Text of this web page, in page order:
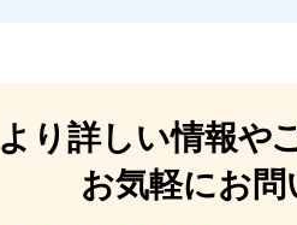
より詳しい情報や
お気軽にお